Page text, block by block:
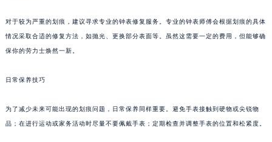
对于较为严重的划痕，建议寻求专业的钟表修复服务。专业的钟表师傅会根据划痕的具体
情况采取合适的修复方法，如抛光、更换部分表面等。虽然这需要一定的费用，但能够确
保你的劳力士焕然一新。
日常保养技巧
为了减少未来可能出现的划痕问题，日常保养同样重要。避免手表接触到硬物或尖锐物
品；在进行运动或家务活动时尽量不要佩戴手表；定期检查并调整手表的位置和松紧度。